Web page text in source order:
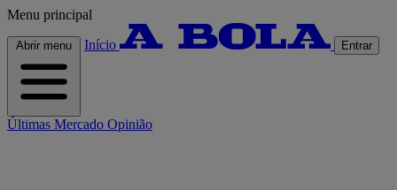
Menu principal
Abrir menu Início Entrar
Últimas Mercado Opinião